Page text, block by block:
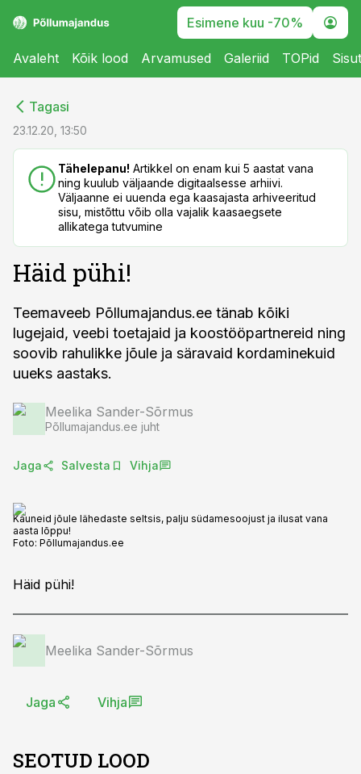
Esimene kuu -70%
Avaleht Kõik lood Arvamused Galeriid TOPid
Tagasi
23.12.20, 13:50
Tähelepanu! Artikkel on enam kui 5 aastat vana
ning kuulub väljaande digitaalsesse arhiivi.
Väljaanne ei uuenda ega kaasajasta arhiveeritud
sisu, mistõttu võib olla vajalik kaasaegsete
allikatega tutvumine
Häid pühi!
Teemaveeb Põllumajandus.ee tänab kõiki
lugejaid, veebi toetajaid ja koostööpartnereid ning
soovib rahulikke jõule ja säravaid kordaminekuid
uueks aastaks.
Meelika Sander-Sõrmus
Põllumajandus.ee juht
Jaga Salvesta Vihja
Kauneid jõule lähedaste seltsis, palju südamesoojust ja ilusat vana
aasta lõppu!
Foto: Põllumajandus.ee
Häid pühi!
Meelika Sander-Sõrmus
Jaga Vihja
SEOTUD LOOD